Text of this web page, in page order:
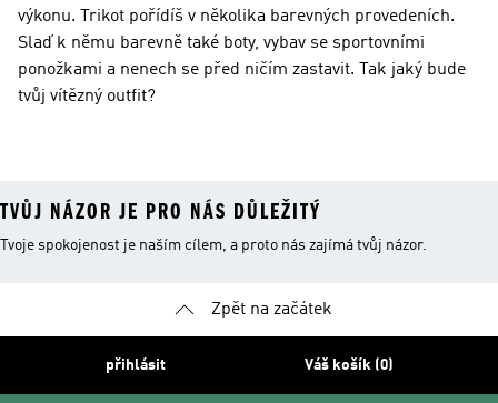
výkonu. Trikot pořídíš v několika barevných provedeních.
Slaď k němu barevně také boty, vybav se sportovními
ponožkami a nenech se před ničím zastavit. Tak jaký bude
tvůj vítězný outfit?
TVŮJ NÁZOR JE PRO NÁS DŮLEŽITÝ
Tvoje spokojenost je naším cílem, a proto nás zajímá tvůj názor.
Zpět na začátek
přihlásit Váš košík (0)